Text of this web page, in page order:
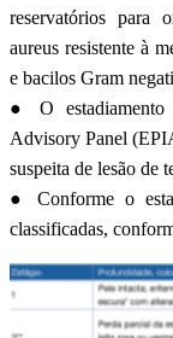
reservatórios para
aureus resistente à
e bacilos Gram
● O estadiamento
Advisory Panel
suspeita de lesão de
● Conforme o
classificadas,